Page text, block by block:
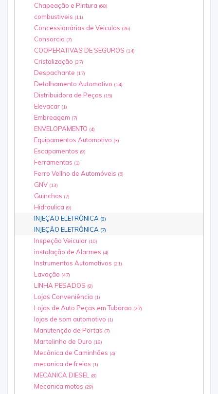
Chapeação e Pintura (68)
combustiveis (11)
Concessionárias‎ de Veiculos (26)
Consorcio (7)
COOPERATIVAS DE SEGUROS (14)
Cristalização (37)
Despachante (17)
Detalhamento Automotivo (14)
Distribuidora de Peças (15)
Elevacar (1)
Embreagem (7)
ENVELOPAMENTO (4)
Equipamentos Automotivo (3)
Escapamentos (9)
Ferramentas (1)
Ferro Vellho de Automóveis (5)
GNV (13)
Guinchos (7)
Hidraulica (9)
INJEÇÃO ELETRÔNICA (8)
INJEÇÃO ELETRÔNICA (7)
Inspeção Veicular (10)
instalação de Alarmes (4)
Instrumentos Automotivos (21)
Lavação (47)
LINHA PESADOS (8)
Lojas Conveniência (1)
Lojas de Auto Peças em Tubarao (27)
lojas de som automotivo (1)
Manutenção de Portas (7)
Martelinho de Ouro (18)
Mecânica de Caminhões (4)
mecanica de freios (1)
MECANICA DIESEL (8)
Mecanica motos (29)